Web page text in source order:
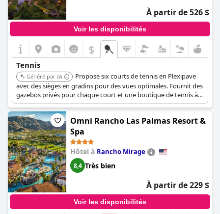
À partir de 526 $
Voir les disponibilités
$
Tennis
Généré par IA
Propose six courts de tennis en Plexipave
avec des sièges en gradins pour des vues optimales. Fournit des
gazebos privés pour chaque court et une boutique de tennis à
service complet. Des préposés offrent du jus frais et des
serviettes d'eau de rose froides. Des cliniques et des leçons sont
disponibles.
Omni Rancho Las Palmas Resort &
Spa
Hôtel à Rancho Mirage
8,4 Très bien
À partir de 229 $
Voir les disponibilités